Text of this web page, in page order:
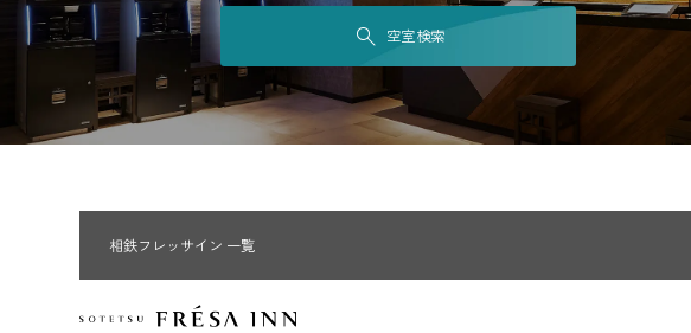
空室検索
相鉄フレッサイン 一覧